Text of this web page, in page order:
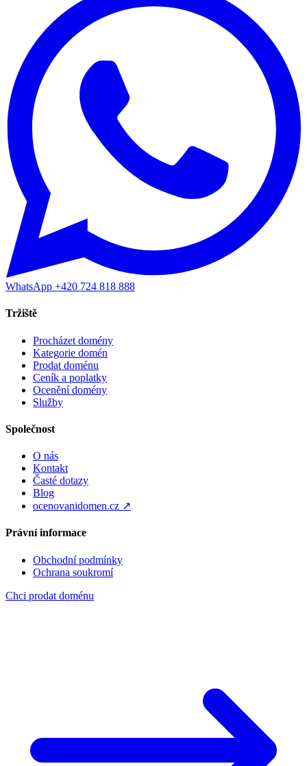
WhatsApp +420 724 818 888
Tržiště
Procházet domény
Kategorie domén
Prodat doménu
Ceník a poplatky
Ocenění domény
Služby
Společnost
O nás
Kontakt
Časté dotazy
Blog
ocenovanidomen.cz ↗
Právní informace
Obchodní podmínky
Ochrana soukromí
Chci prodat doménu